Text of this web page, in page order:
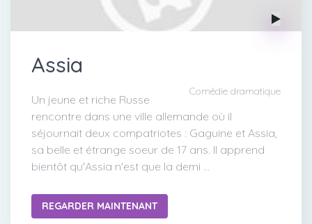
Assia
Comédie dramatique
Un jeune et riche Russe
rencontre dans une ville allemande où il
séjournait deux compatriotes : Gaguine et Assia,
sa belle et étrange soeur de 17 ans. Il apprend
bientôt qu'Assia n'est que la demi ...
REGARDER MAINTENANT